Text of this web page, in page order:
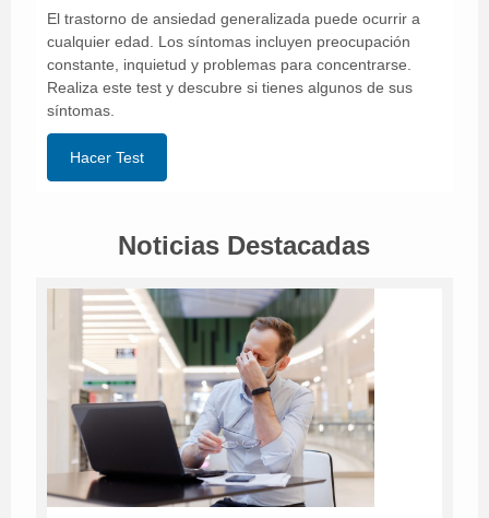
El trastorno de ansiedad generalizada puede ocurrir a
cualquier edad. Los síntomas incluyen preocupación
constante, inquietud y problemas para concentrarse.
Realiza este test y descubre si tienes algunos de sus
síntomas.
Hacer Test
Noticias Destacadas